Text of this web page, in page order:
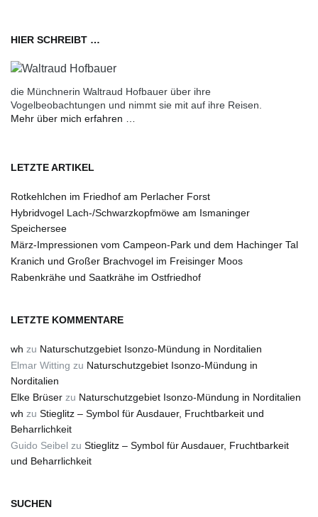
HIER SCHREIBT …
die Münchnerin Waltraud Hofbauer über ihre
Vogelbeobachtungen und nimmt sie mit auf ihre Reisen.
Mehr über mich erfahren …
LETZTE ARTIKEL
Rotkehlchen im Friedhof am Perlacher Forst
Hybridvogel Lach-/Schwarzkopfmöwe am Ismaninger
Speichersee
März-Impressionen vom Campeon-Park und dem Hachinger Tal
Kranich und Großer Brachvogel im Freisinger Moos
Rabenkrähe und Saatkrähe im Ostfriedhof
LETZTE KOMMENTARE
wh zu Naturschutzgebiet Isonzo-Mündung in Norditalien
Elmar Witting zu Naturschutzgebiet Isonzo-Mündung in
Norditalien
Elke Brüser zu Naturschutzgebiet Isonzo-Mündung in Norditalien
wh zu Stieglitz – Symbol für Ausdauer, Fruchtbarkeit und
Beharrlichkeit
Guido Seibel zu Stieglitz – Symbol für Ausdauer, Fruchtbarkeit
und Beharrlichkeit
SUCHEN